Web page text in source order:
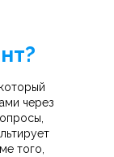
через
того,